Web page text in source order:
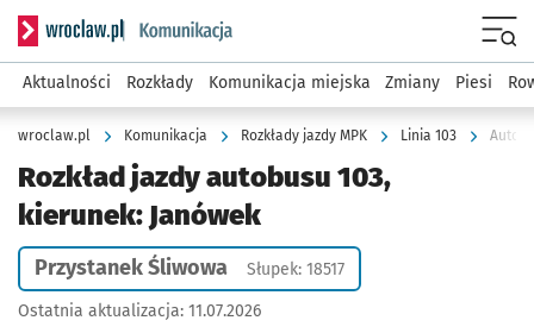
Serwis informacyjny wroclaw.pl podserwis: Komunikacja
Aktualności Rozkłady Komunikacja miejska Zmiany Piesi
wroclaw.pl Komunikacja Rozkłady jazdy MPK Linia 103
Rozkład jazdy autobusu 103,
kierunek: Janówek
Przystanek Śliwowa Słupek: 18517
Ostatnia aktualizacja: 11.07.2026